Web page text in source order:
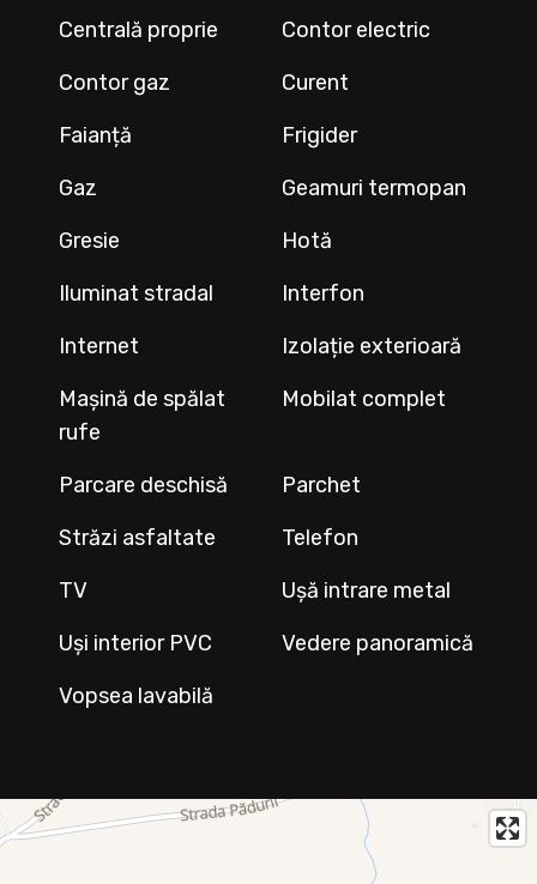
Centrală proprie
Contor electric
Contor gaz
Curent
Faianță
Frigider
Gaz
Geamuri termopan
Gresie
Hotă
Iluminat stradal
Interfon
Internet
Izolație exterioară
Mașină de spălat
rufe
Mobilat complet
Parcare deschisă
Parchet
Străzi asfaltate
Telefon
TV
Ușă intrare metal
Uși interior PVC
Vedere panoramică
Vopsea lavabilă